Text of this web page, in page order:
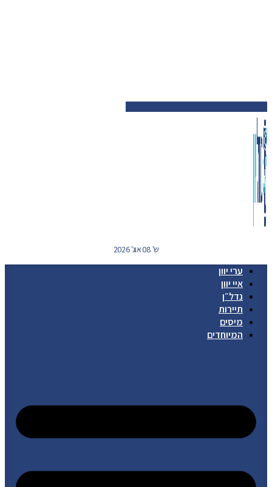
ש' 08 אוג' 2026
ערי יוון
איי יוון
נדל״ן
תיירות
מיסים
המיוחדים